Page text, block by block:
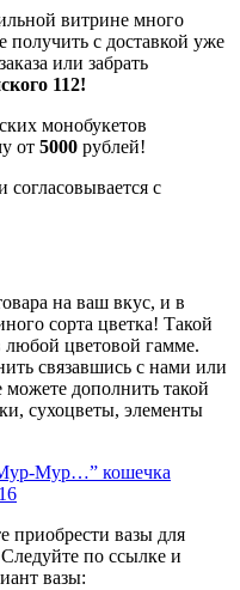
витрине много
с доставкой уже
или забрать
112!
монобукетов
от 5000 рублей!
с
на ваш вкус, и в
сорта цветка! Такой
любой цветовой гамме.
связавшись с нами или
дополнить такой
сухоцветы, элементы
Мур…” кошечка
приобрести вазы для
по ссылке и
вазы: